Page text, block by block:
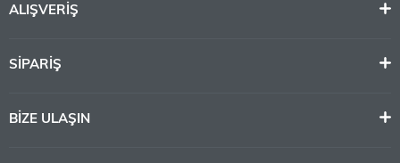
ALIŞVERİŞ
SİPARİŞ
BİZE ULAŞIN